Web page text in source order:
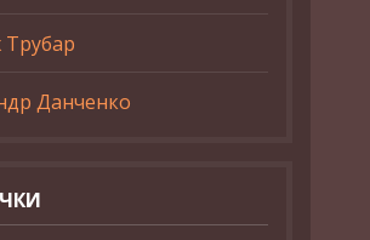
Данченко